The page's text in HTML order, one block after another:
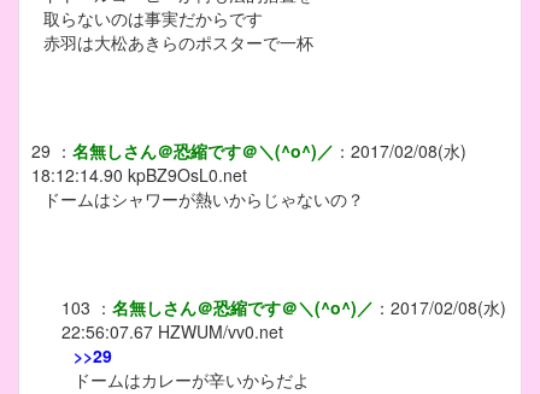
取らないのは事実だからです
赤羽は大松あきらのポスターで一杯
29 ： 名無しさん＠恐縮です＠＼(^o^)／ ： 2017/02/08(水)
18:12:14.90 kpBZ9OsL0.net
ドームはシャワーが熱いからじゃないの？
103 ： 名無しさん＠恐縮です＠＼(^o^)／ ： 2017/02/08(水)
22:56:07.67 HZWUM/vv0.net
>>29
ドームはカレーが辛いからだよ